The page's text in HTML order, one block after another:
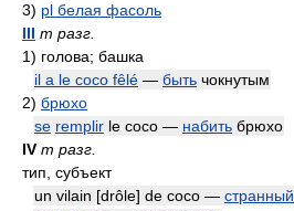
3) pl белая фасоль
III m разг.
1) голова; башка
il a le coco fêlé — быть чокнутым
2) брюхо
se remplir le coco — набить брюхо
IV m разг.
тип, субъект
un vilain [drôle] de coco — странный